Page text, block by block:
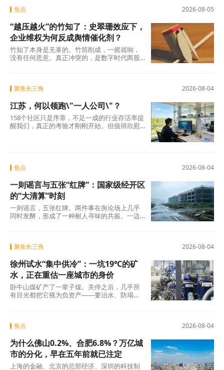
2026-08-05
焦点
“越压越火”的竹知了：史翠珊效应下，
企业维权为何反成舆情催化剂？
竹知了本身是无辜的。竹筒削成，一摇就响，
没有任何恶意。真正冲突的，是数字时代两股
2026-08-04
聚焦长三角
江苏，何以领跑\"一人公司\"？
158个社区只是序章，不足一成的行业存活率提
醒我们，真正的考验才刚刚开始。但值得欣慰
2026-08-04
焦点
一则谣言与五张“红牌”：国家级经开区
的“大清算”时刻
一则谣言，五张红牌。两件事在舆论场上几乎
同时发酵，形成了一种耐人寻味的共振。一边
2026-08-04
聚焦长三角
徐州试水“集中供冷”：一坑19℃的矿
水，正在重估一座城市的身价
卧牛山煤矿产了一辈子煤。关停之后，几乎所
有目光都把它视为负资产——要治水、防塌
2026-08-04
焦点
为什么佛山0.2%、合肥6.8%？万亿城
市的分化，早在五年前就已注定
上海的金融、北京的总部经济、深圳的科技制